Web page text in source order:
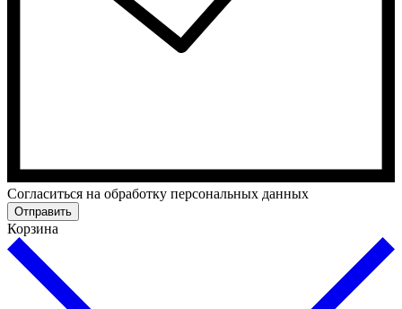
Cогласиться на обработку персональных данных
Отправить
Корзина